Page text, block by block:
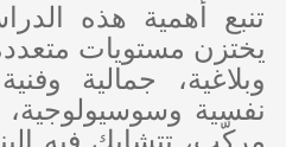
تنبع أهمية هذه
يختزن مستويات
وبلاغية، جمالية
نفسية